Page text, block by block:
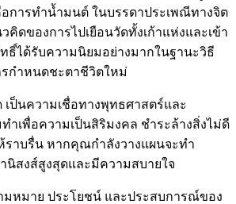
การทำน้ำมนต์ ในบรรดาประเพณีทางจิต
ดของการไปเยือนวัดทั้งเก้าแห่งและเข้า
ได้รับความนิยมอย่างมากในฐานะวิธี
กำหนดชะตาชีวิตใหม่
เป็นความเชื่อทางพุทธศาสตร์และ
ำเพื่อความเป็นสิริมงคล ชำระล้างสิ่งไม่ดี
ราบรื่น หากคุณกำลังวางแผนจะทำ
นิสงส์สูงสุดและมีความสบายใจ
หมาย ประโยชน์ และประสบการณ์ของ